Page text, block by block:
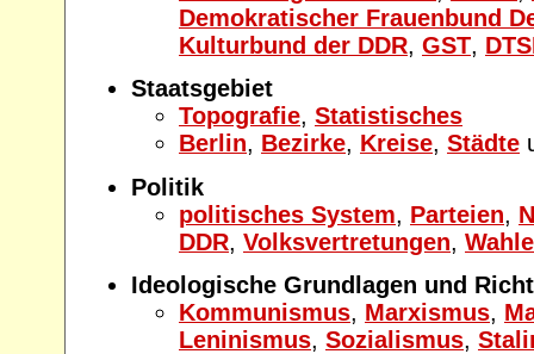
Demokratischer Frauenbund
Kulturbund der DDR, GST,
Staatsgebiet
Topografie, Statistisches
Berlin, Bezirke, Kreise, Städte
Politik
politisches System, Parteien,
DDR, Volksvertretungen,
Ideologische Grundlagen und
Kommunismus, Marxismus,
Leninismus, Sozialismus,